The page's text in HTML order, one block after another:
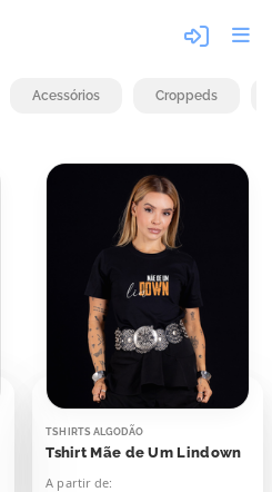
Acessórios Croppeds
TSHIRTS ALGODÃO
Tshirt Mãe de Um Lindown
A partir de: